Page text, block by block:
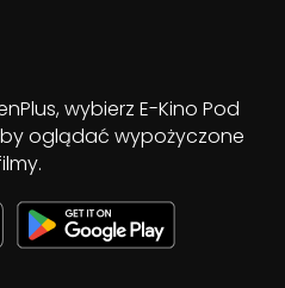
wybierz E-Kino Pod
oglądać wypożyczone